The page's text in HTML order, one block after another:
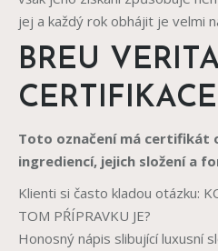
jej a každý rok obhájit je velmi
BREU
CERTIFIKACE
Toto označení má
ingrediencí, jejich složení a
Klienti si často kladou otázku:
TOM PŔÍPRAVKU JE?
Honosný nápis slibující luxusní